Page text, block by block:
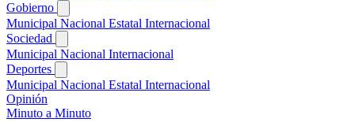
Gobierno
Municipal Nacional Estatal Internacional
Sociedad
Municipal Nacional Internacional
Deportes
Municipal Nacional Estatal Internacional
Opinión
Minuto a Minuto